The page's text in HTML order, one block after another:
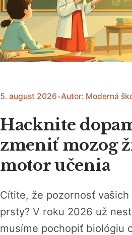
5. august 2026•Autor: Moderná
Hacknite
zmeniť mozog
motor učenia
Cítite, že pozornosť
prsty? V roku 2026 už
musíme pochopiť biológiu